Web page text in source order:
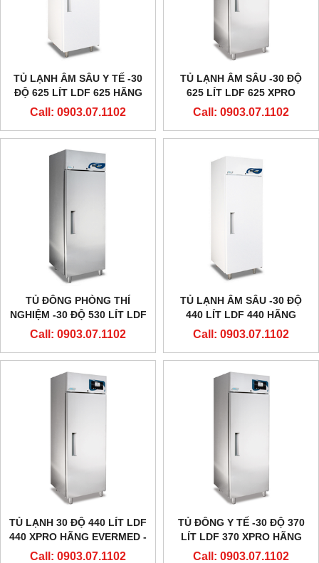
TỦ LẠNH ÂM SÂU Y TẾ -30
ĐỘ 625 LÍT LDF 625 HÃNG
EVERMED - Ý
Call: 0903.07.1102
TỦ LẠNH ÂM SÂU -30 ĐỘ
625 LÍT LDF 625 XPRO
HÃNG EVERMED - Ý
Call: 0903.07.1102
TỦ ĐÔNG PHÒNG THÍ
NGHIỆM -30 ĐỘ 530 LÍT LDF
530 HÃNG EVERMED - Ý
Call: 0903.07.1102
TỦ LẠNH ÂM SÂU -30 ĐỘ
440 LÍT LDF 440 HÃNG
EVERMED - Ý
Call: 0903.07.1102
TỦ LẠNH 30 ĐỘ 440 LÍT LDF
440 XPRO HÃNG EVERMED -
Ý
Call: 0903.07.1102
TỦ ĐÔNG Y TẾ -30 ĐỘ 370
LÍT LDF 370 XPRO HÃNG
EVERMED - CHÂU ÂU
Call: 0903.07.1102